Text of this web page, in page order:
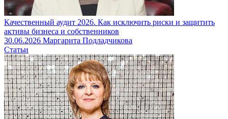
Качественный аудит 2026. Как исключить риски и защитить
активы бизнеса и собственников
30.06.2026 Маргарита Подладчикова
Статьи